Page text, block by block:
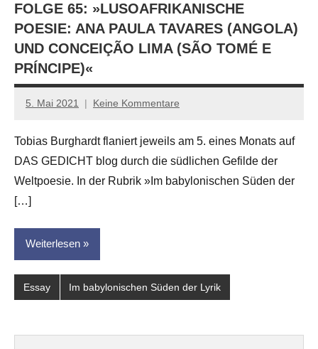
FOLGE 65: »LUSOAFRIKANISCHE
POESIE: ANA PAULA TAVARES (ANGOLA)
UND CONCEIÇÃO LIMA (SÃO TOMÉ E
PRÍNCIPE)«
5. Mai 2021
Anton
Leitner
Keine Kommentare
Tobias Burghardt flaniert jeweils am 5. eines Monats auf
DAS GEDICHT blog durch die südlichen Gefilde der
Weltpoesie. In der Rubrik »Im babylonischen Süden der
[…]
Weiterlesen
Essay Im babylonischen Süden der Lyrik